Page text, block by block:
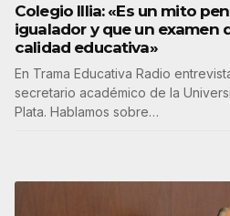
Colegio Illia: «Es un mito
igualador y que un examen
calidad educativa»
En Trama Educativa Radio
secretario académico de la
Plata. Hablamos sobre…